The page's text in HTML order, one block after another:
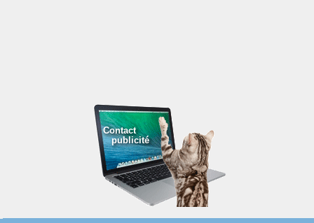
Contact
publicité